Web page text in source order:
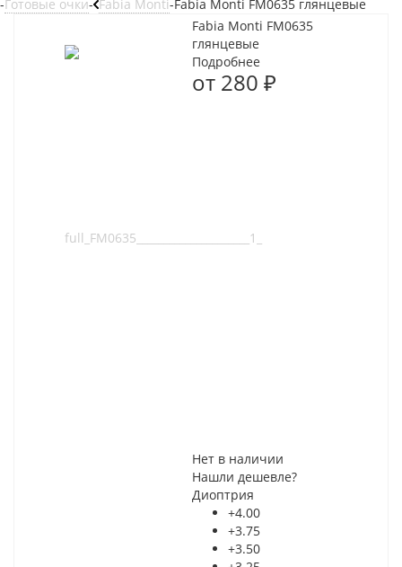
-Готовые очки- Fabia Monti-Fabia Monti FM0635 глянцевые
Fabia Monti FM0635
глянцевые
Подробнее
от 280 ₽
Нет в наличии
Нашли дешевле?
Диоптрия
+4.00
+3.75
+3.50